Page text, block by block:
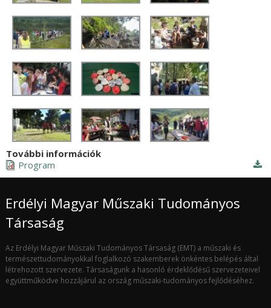
További információk
Program
Erdélyi Magyar Műszaki Tudományos
Társaság
Az Erdélyi Magyar Műszaki Tudományos Társaság (EMT) a műszaki és
természettudományokkal foglalkozó szakemberek önkéntes belépés által
létrehozott szervezete. Társaságunk a hasonló érdeklődésű szervezeteivel
együttműködve hozzájárul az ország műszaki-tudományos fejlődéséhez.